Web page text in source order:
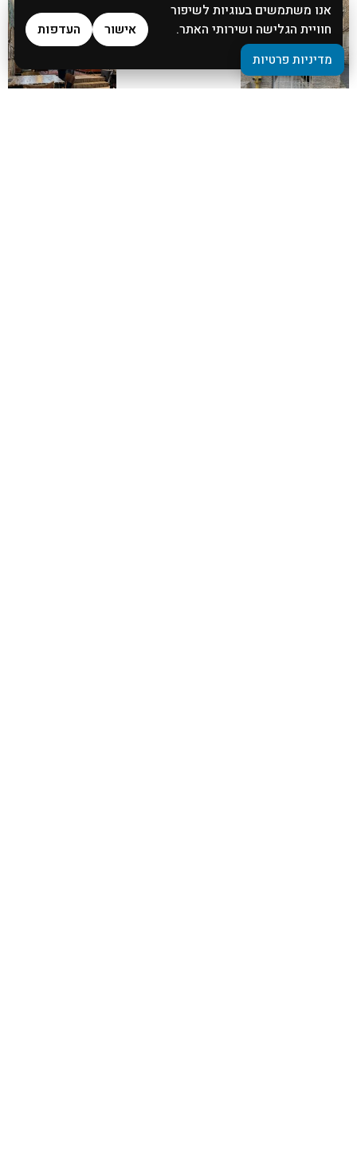
אנו משתמשים בעוגיות לשיפור
חוויית הגלישה ושירותי האתר.
מדיניות פרטיות
אישור העדפות
מדיניות פרטיות